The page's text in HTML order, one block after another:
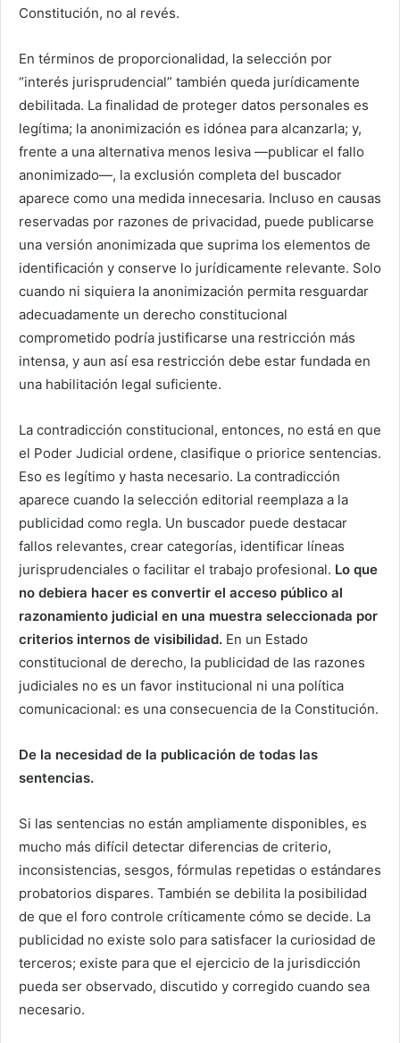
Constitución, no al revés.
En términos de proporcionalidad, la selección por
“interés jurisprudencial” también queda jurídicamente
debilitada. La finalidad de proteger datos personales es
legítima; la anonimización es idónea para alcanzarla; y,
frente a una alternativa menos lesiva —publicar el fallo
anonimizado—, la exclusión completa del buscador
aparece como una medida innecesaria. Incluso en causas
reservadas por razones de privacidad, puede publicarse
una versión anonimizada que suprima los elementos de
identificación y conserve lo jurídicamente relevante. Solo
cuando ni siquiera la anonimización permita resguardar
adecuadamente un derecho constitucional
comprometido podría justificarse una restricción más
intensa, y aun así esa restricción debe estar fundada en
una habilitación legal suficiente.
La contradicción constitucional, entonces, no está en que
el Poder Judicial ordene, clasifique o priorice sentencias.
Eso es legítimo y hasta necesario. La contradicción
aparece cuando la selección editorial reemplaza a la
publicidad como regla. Un buscador puede destacar
fallos relevantes, crear categorías, identificar líneas
jurisprudenciales o facilitar el trabajo profesional. Lo que
no debiera hacer es convertir el acceso público al
razonamiento judicial en una muestra seleccionada por
criterios internos de visibilidad. En un Estado
constitucional de derecho, la publicidad de las razones
judiciales no es un favor institucional ni una política
comunicacional: es una consecuencia de la Constitución.
De la necesidad de la publicación de todas las
sentencias.
Si las sentencias no están ampliamente disponibles, es
mucho más difícil detectar diferencias de criterio,
inconsistencias, sesgos, fórmulas repetidas o estándares
probatorios dispares. También se debilita la posibilidad
de que el foro controle críticamente cómo se decide. La
publicidad no existe solo para satisfacer la curiosidad de
terceros; existe para que el ejercicio de la jurisdicción
pueda ser observado, discutido y corregido cuando sea
necesario.